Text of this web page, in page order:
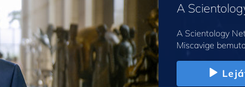
A
A Scientology
Miscavige